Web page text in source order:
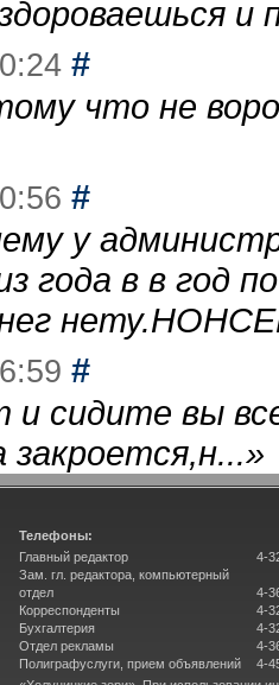
#
что не
#
у
года в в год
#
и сидите вы
»
Телефоны:
Главный редактор
Зам. гл. редактора, компьютерный
отдел
Корреспонденты
Бухгалтерия
Отдел рекламы
Полиграфуслуги, прием объявлений
4-
4-
4-
4-
4-
4-